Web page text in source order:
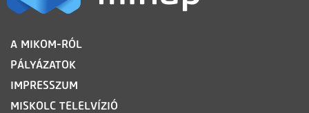
LÁBLÉC
A MIKOM-RÓL
PÁLYÁZATOK
IMPRESSZUM
MISKOLC TELELVÍZIÓ